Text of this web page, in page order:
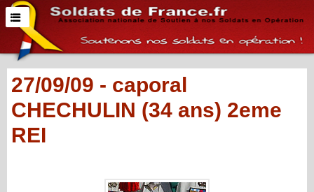
27/09/09 - caporal
CHECHULIN (34 ans) 2eme
REI